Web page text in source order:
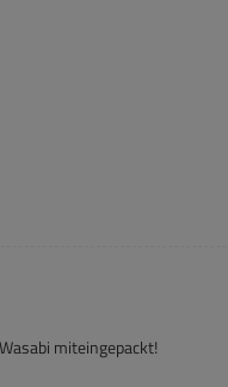
miteingepackt!